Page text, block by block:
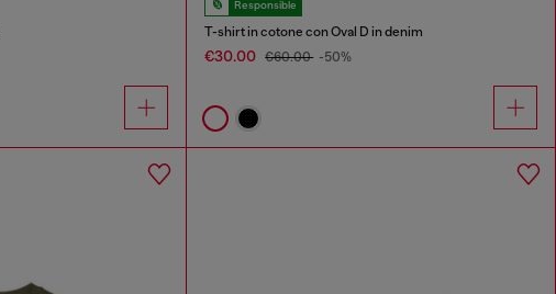
Responsible
T-shirt in cotone con Oval D in denim
€30.00 €60.00 -50%